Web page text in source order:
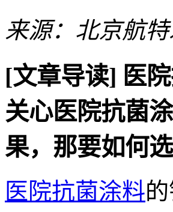
来源：北京航特
[文章导读] 医
关心医院抗菌
果，那要如何
医院抗菌涂料